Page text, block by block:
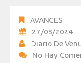
AVANCES
27/08/2024
Diario De
No Hay